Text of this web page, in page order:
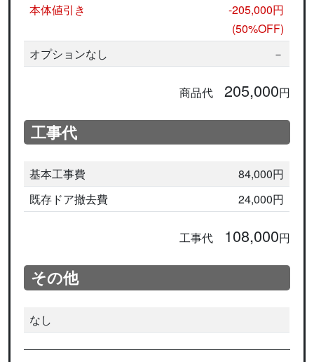
本体値引き
-205,000円
(50%OFF)
オプションなし
－
商品代 205,000円
工事代
基本工事費
84,000円
既存ドア撤去費
24,000円
工事代 108,000円
その他
なし